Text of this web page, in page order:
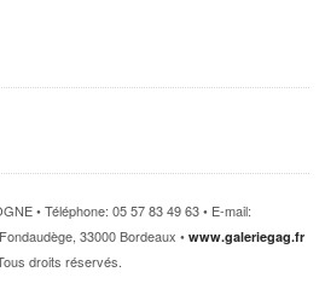
• Téléphone: 05 57 83 49 63 • E-mail:
33000 Bordeaux • www.galeriegag.fr
droits réservés.